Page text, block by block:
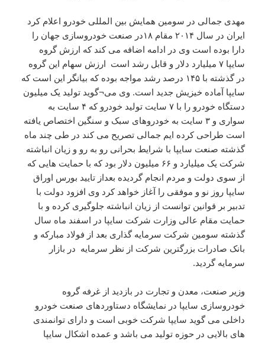
مهدی جمالی در سومین همایش بین المللی خودرو اعلام کرد
ایران در سال ۲۰۱۴ مقام ۱۸در صنعت خودروسازی جهان را
دارا بوده است وی در ادامه اضافه می کند که ارزش گروه
سایپا ۷ میلیارد دلار و قابل رشد است ارزش سهام این گروه
در گذشته با ۱۴۵ درصد رشد مواجه بوده که بیانگر این است که
سایپا آماده خیزیش جدید است. وی می¬گوید تولید یک میلیون
دستگاه خودرو را با ۷ سایت تولید خودرو که ۴ سایت به
سواری و ۳ سایت به خودروهای سبک و سنگین اختصاص یافته
است طراحی کرده ایم جمالی تصریح می کند در طی چند ماه
گذشته صنعت سایپا با شرایط بحرانی رو به رو و زیان انباشته
شرکت یک میلیارد و ۶۶ میلیون دلار بود که با حمایت هایی که
از سوی دولت و مردم انجام گردیده بعداز تایید بورس اوراق
سایپا روز نو و موفقی را آغاز خواهد کرد وی افزود دولت با
تدبیر بر قوانین توانست از زیان انباشته جلوگیری کرده و با
حمایت مقام عالی وزارت شرکت سایپا در اسفند ماه سال
گذشته سومین شرکت سرمایه گذاری بعد از فولاد مبارکه و
بانک صادرات بزرگترین شرکت از نظر سرمایه در بازار
سرمایه گردید.
وزیر صنعت، معدن و تجارت در بازدید از غرفه گروه
خودروسازی سایپا در نمایشگاه دستاوردهای صنعت خودرو
داخلی می گوید سایپا شرکت خوبی است و دارای توانمندی
های بالایی در حوزه تولید می باشد و عمده اشکال سایپا